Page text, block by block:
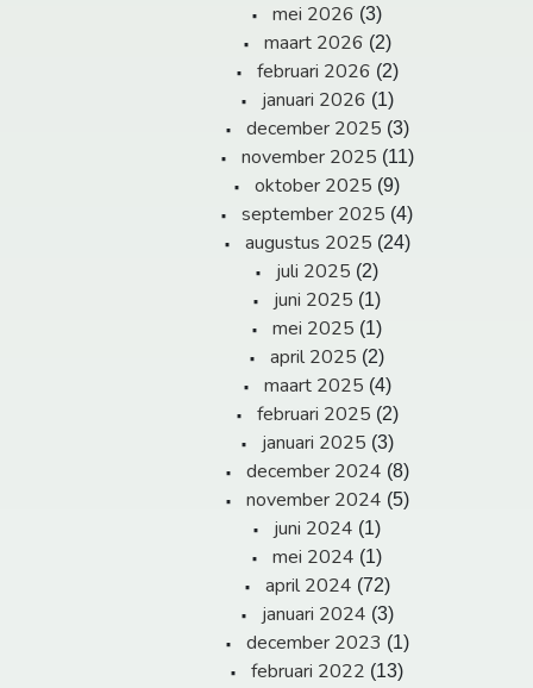
mei 2026 (3)
maart 2026 (2)
februari 2026 (2)
januari 2026 (1)
december 2025 (3)
november 2025 (11)
oktober 2025 (9)
september 2025 (4)
augustus 2025 (24)
juli 2025 (2)
juni 2025 (1)
mei 2025 (1)
april 2025 (2)
maart 2025 (4)
februari 2025 (2)
januari 2025 (3)
december 2024 (8)
november 2024 (5)
juni 2024 (1)
mei 2024 (1)
april 2024 (72)
januari 2024 (3)
december 2023 (1)
februari 2022 (13)